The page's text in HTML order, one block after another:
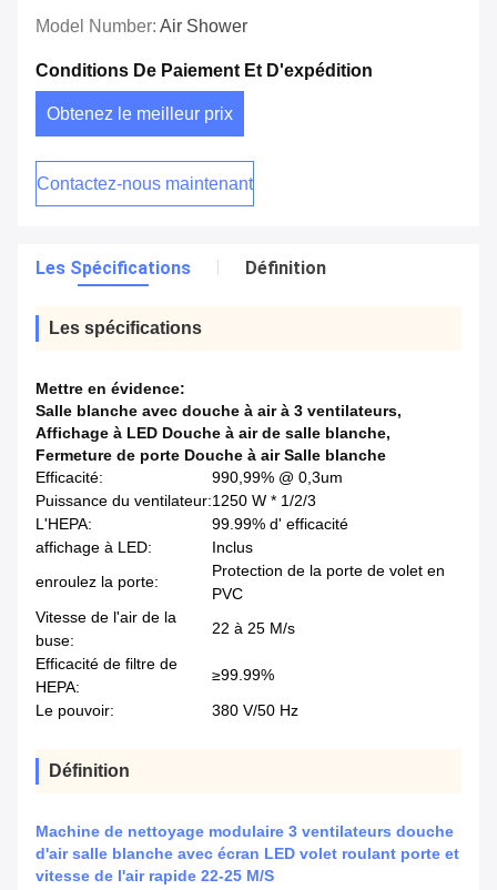
Model Number: Air Shower
Conditions De Paiement Et D'expédition
Obtenez le meilleur prix
Contactez-nous maintenant
Les Spécifications Définition
Les spécifications
Mettre en évidence:
Salle blanche avec douche à air à 3 ventilateurs,
Affichage à LED Douche à air de salle blanche,
Fermeture de porte Douche à air Salle blanche
Efficacité:
990,99% @ 0,3um
Puissance du ventilateur:1250 W * 1/2/3
L'HEPA:
99.99% d' efficacité
affichage à LED:
Inclus
enroulez la porte:
Protection de la porte de volet en
PVC
Vitesse de l'air de la
buse:
22 à 25 M/s
Efficacité de filtre de
HEPA:
≥99.99%
Le pouvoir:
380 V/50 Hz
Définition
Machine de nettoyage modulaire 3 ventilateurs douche
d'air salle blanche avec écran LED volet roulant porte et
vitesse de l'air rapide 22-25 M/S